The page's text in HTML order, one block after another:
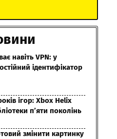
навіть VPN: у
ідентифікатор
ігор: Xbox Helix
п’яти поколінь
змінити картинку